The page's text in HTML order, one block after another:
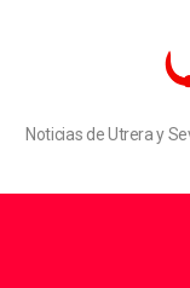
Noticias de Utrera y